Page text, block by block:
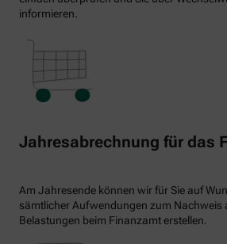
informieren.
Jahresabrechnung für das
Am Jahresende können wir für Sie auf
sämtlicher Aufwendungen zum Nachweis
Belastungen beim Finanzamt erstellen.